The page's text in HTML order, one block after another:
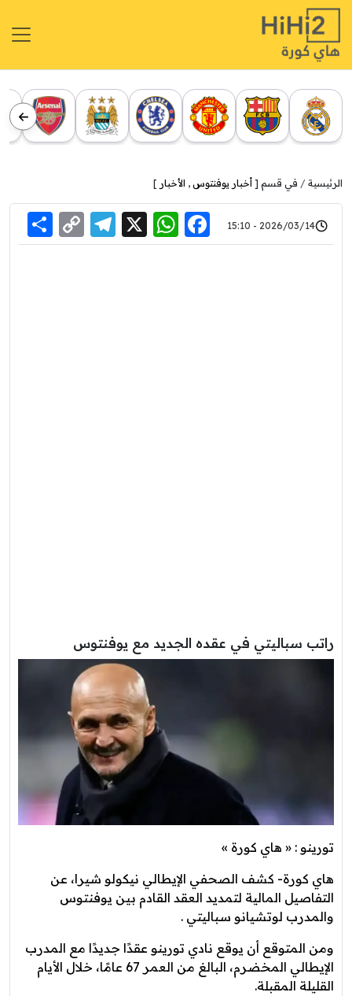
الرئيسية في قسم [ أخبار يوفنتوس , الأخبار ]
2026/03/14 - 15:10
Facebook
WhatsApp
X
Link
راتب سباليتي في عقده الجديد مع يوفنتوس
تورينو : « هاي كورة »
هاي كورة- كشف الصحفي الإيطالي نيكولو شيرا، عن
التفاصيل المالية لتمديد العقد القادم بين يوفنتوس
والمدرب لوتشيانو سباليتي .
ومن المتوقع أن يوقع نادي تورينو عقدًا جديدًا مع المدرب
الإيطالي المخضرم، البالغ من العمر 67 عامًا، خلال الأيام
القليلة المقبلة.